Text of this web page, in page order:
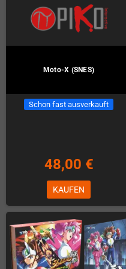
Moto-X (SNES)
Schon fast ausverkauft
48,00 €
KAUFEN